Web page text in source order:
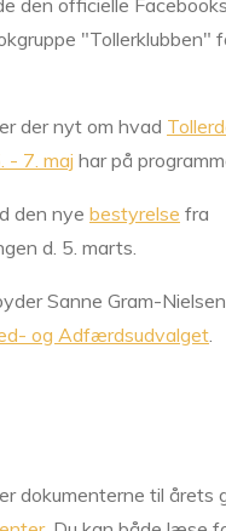
den officielle
"Tollerklubben"
der nyt om hvad
- 7. maj har på
den nye bestyrelse fra
d. 5. marts.
Sanne Gram-
og Adfærdsudvalget.
dokumenterne til årets